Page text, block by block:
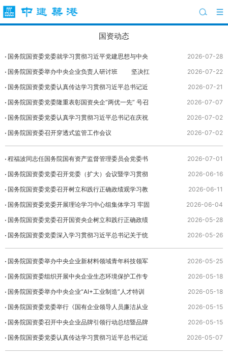
国资动态
国务院国资委党委就学习贯彻习近平党建思想与中央
企业进行理论学习中心组集体联学
2026-07-28
国务院国资委举办中央企业负责人研讨班 坚决扛
牢肩负的职责使命 奋力实现“十五五”良好开局
2026-07-22
国务院国资委党委认真传达学习贯彻习近平总书记近
期重要讲话重要指示精神
2026-07-21
国务院国资委党委隆重表彰国资央企“两优一先” 号召
以先进为榜样创先争优 进一步凝聚肩负职责使命推
动...
2026-07-07
国务院国资委党委认真学习贯彻习近平总书记在庆祝
中国共产党成立105周年大会上的重要讲话精神
坚定...
2026-07-02
国务院国资委召开穿透式监管工作会议
2026-07-02
程福波同志任国务院国有资产监督管理委员会党委书
记
2026-07-01
国务院国资委党委召开党委（扩大）会议暨学习贯彻
习近平党建思想会议 完整准确全面学习领悟习近平党
建思...
2026-06-16
国务院国资委党委召开树立和践行正确政绩观学习教
育督导组工作座谈会暨第二批督导工作部署会
2026-06-11
国务院国资委党委开展理论学习中心组集体学习 牢固
树立和践行正确政绩观 扎实推动国资央企高质量发展
2026-06-04
国务院国资委党委召开国资央企树立和践行正确政绩
观学习教育工作专班座谈会
2026-05-28
国务院国资委党委深入学习贯彻习近平总书记关于统
计工作的重要论述 持续提升国资系统统计数据质
量 ...
2026-05-26
国务院国资委举办中央企业新材料领域青年科技领军
人才特训班
2026-05-25
国务院国资委组织开展中央企业生态环境保护工作专
题学习 统筹推进高质量发展和高水平保护 更好
服务...
2026-05-18
国务院国资委举办中央企业“AI+工业制造”人才特训
班
2026-05-18
国务院国资委党委举行《国有企业领导人员廉洁从业
规定》专题学习 推动干净担当廉洁从业 为做强
做优...
2026-05-15
国务院国资委召开中央企业品牌引领行动总结暨品牌
价值提升行动部署会
2026-05-15
国务院国资委党委认真传达学习贯彻习近平总书记近
期重要讲话重要指示批示精神
2026-05-07